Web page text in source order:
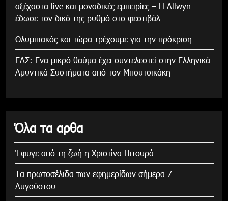
αξέχαστα live και μοναδικές εμπειρίες – Η Allwyn
έδωσε τον δικό της ρυθμό στο φεστιβάλ
Ολυμπιακός και τώρα τρέχουμε για την πρόκριση
ΕΑΣ: Ενα μικρό θαύμα έχει συντελεστεί στην Ελληνικά
Αμυντικά Συστήματα από τον Μπουτσικάκη
Όλα τα αρθα
Έφυγε από τη ζωή η Χριστίνα Πιτουρά
Τα πρωτοσέλιδα των εφημερίδων σήμερα 7
Αυγούστου